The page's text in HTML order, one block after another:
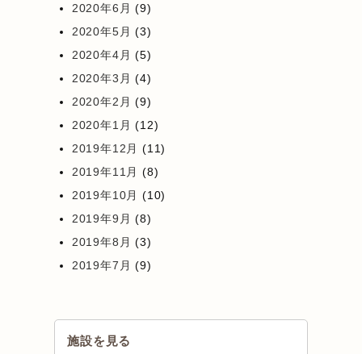
2020年6月 (9)
2020年5月 (3)
2020年4月 (5)
2020年3月 (4)
2020年2月 (9)
2020年1月 (12)
2019年12月 (11)
2019年11月 (8)
2019年10月 (10)
2019年9月 (8)
2019年8月 (3)
2019年7月 (9)
施設を見る